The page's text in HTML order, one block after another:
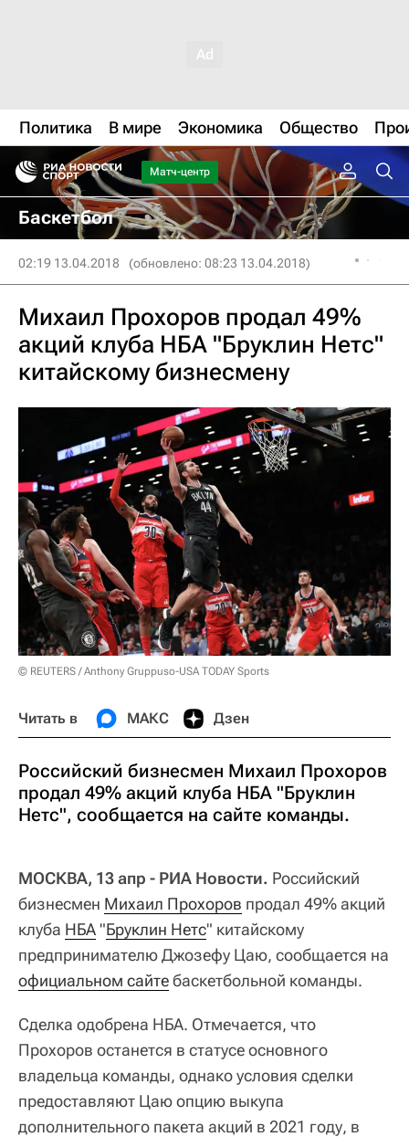
Политика В мире Экономика Общество
Матч-центр
Баскетбол
02:19 13.04.2018 (обновлено: 08:23 13.04.2018)
Михаил Прохоров продал 49%
акций клуба НБА "Бруклин Нетс"
китайскому бизнесмену
© REUTERS / Anthony Gruppuso-USA TODAY Sports
Читать в МАКС Дзен
Российский бизнесмен Михаил Прохоров
продал 49% акций клуба НБА "Бруклин
Нетс", сообщается на сайте команды.
МОСКВА, 13 апр - РИА Новости. Российский
бизнесмен Михаил Прохоров продал 49% акций
клуба НБА "Бруклин Нетс" китайскому
предпринимателю Джозефу Цаю, сообщается на
официальном сайтебаскетбольной команды.
Сделка одобрена НБА. Отмечается, что
Прохоров останется в статусе основного
владельца команды, однако условия сделки
предоставляют Цаю опцию выкупа
дополнительного пакета акций в 2021 году, в